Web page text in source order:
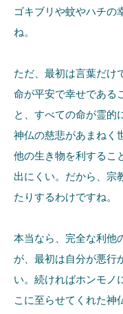
ゴキブリや蚊やハチの
ね。
ただ、最初は言葉だけ
命が平安で幸せである
と、すべての命が霊的
神仏の慈悲があまねく
他の生き物を利するこ
出にくい。だから、宗
たりするわけですね。
本当なら、完全な利他
が、最初は自分が悪行
い。続ければホンモノ
こに至らせてくれた神